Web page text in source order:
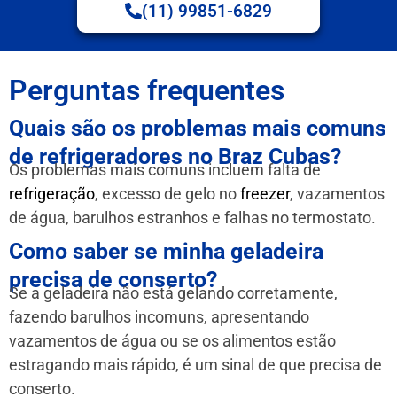
(11) 99851-6829
Perguntas frequentes
Quais são os problemas mais comuns
de refrigeradores no Braz Cubas?
Os problemas mais comuns incluem falta de
refrigeração, excesso de gelo nofreezer, vazamentos
de água, barulhos estranhos e falhas no termostato.
Como saber se minha geladeira
precisa de conserto?
Se a geladeira não está gelando corretamente,
fazendo barulhos incomuns, apresentando
vazamentos de água ou se os alimentos estão
estragando mais rápido, é um sinal de que precisa de
conserto.